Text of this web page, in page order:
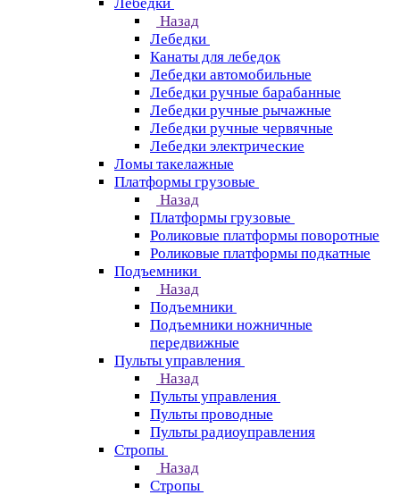
Назад
Лебедки
Канаты для лебедок
Лебедки автомобильные
Лебедки ручные барабанные
Лебедки ручные рычажные
Лебедки ручные червячные
Лебедки электрические
Ломы такелажные
Платформы грузовые
Назад
Платформы грузовые
Роликовые платформы поворотные
Роликовые платформы подкатные
Подъемники
Назад
Подъемники
Подъемники ножничные
передвижные
Пульты управления
Назад
Пульты управления
Пульты проводные
Пульты радиоуправления
Стропы
Назад
Стропы